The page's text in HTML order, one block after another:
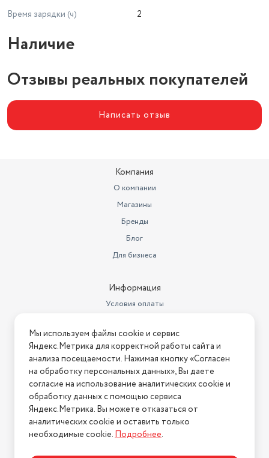
Время зарядки (ч)
2
Наличие
Отзывы реальных покупателей
Написать отзыв
Компания
О компании
Магазины
Бренды
Блог
Для бизнеса
Информация
Условия оплаты
Условия возврата
Нашли ошибку на сайте? Напишите нам
2026 © Интернет-магазин "АстМаркет". У нас есть всё!
Политика конфиденциальности
Мы используем файлы cookie и сервис
Яндекс.Метрика для корректной работы сайта и
анализа посещаемости. Нажимая кнопку «Согласен
на обработку персональных данных», Вы даете
согласие на использование аналитических cookie и
обработку данных с помощью сервиса
Яндекс.Метрика. Вы можете отказаться от
аналитических cookie и оставить только
необходимые cookie.Подробнее.